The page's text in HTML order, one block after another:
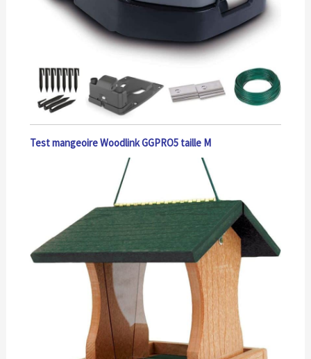
Test mangeoire Woodlink GGPRO5 taille M